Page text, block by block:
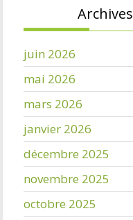
Archives
juin 2026
mai 2026
mars 2026
janvier 2026
décembre 2025
novembre 2025
octobre 2025